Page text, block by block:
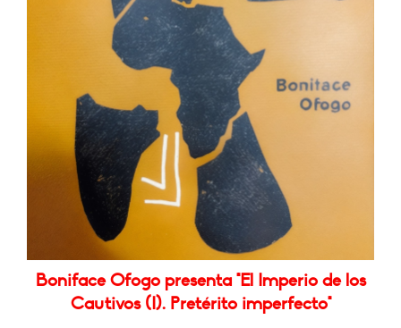
Boniface Ofogo presenta "El Imperio de los
Cautivos (I). Pretérito imperfecto"